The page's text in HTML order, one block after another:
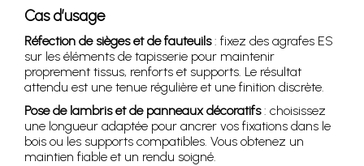
Cas d’usage
Réfection de sièges et de fauteuils: fixez des agrafes ES
sur les éléments de tapisserie pour maintenir
proprement tissus, renforts et supports. Le résultat
attendu est une tenue régulière et une finition discrète.
Pose de lambris et de panneaux décoratifs: choisissez
une longueur adaptée pour ancrer vos fixations dans le
bois ou les supports compatibles. Vous obtenez un
maintien fiable et un rendu soigné.